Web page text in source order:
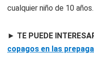
cualquier niño de 10 años.
► TE PUEDE
copagos en las